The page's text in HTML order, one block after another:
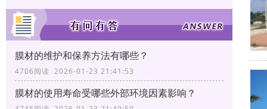
膜材的维护和保养方法有哪些？
4706阅读 2026-01-23 21:41:53
膜材的使用寿命受哪些外部环境因素影响？